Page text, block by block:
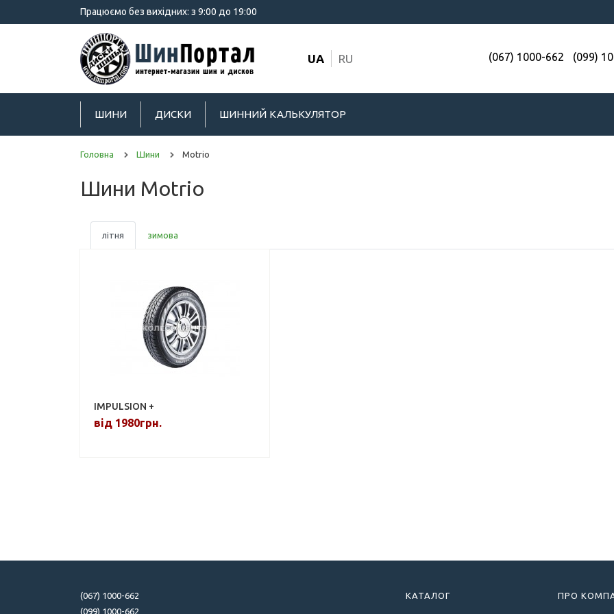
Працюємо без вихідних: з 9:00 до 19:00
UA RU (067) 1000-662 (099)
ШИНИ ДИСКИ ШИННИЙ КАЛЬКУЛЯТОР
Головна Шини Motrio
Шини Motrio
літня зимова
IMPULSION +
від 1980грн.
(067) 1000-662
(099) 1000-662
КАТАЛОГ ПРО